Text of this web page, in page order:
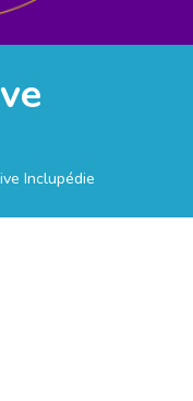
Inclupédie